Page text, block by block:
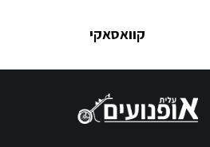
קוואסאקי